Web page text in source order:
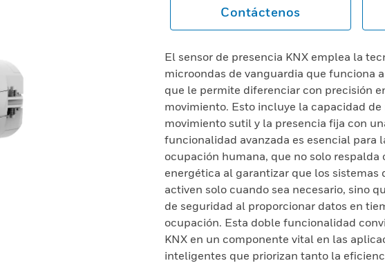
Contáctenos
El sensor de presencia KNX emplea la
microondas de vanguardia que funciona
que le permite diferenciar con precisión
movimiento. Esto incluye la capacidad
movimiento sutil y la presencia fija con
funcionalidad avanzada es esencial para
ocupación humana, que no solo respalda
energética al garantizar que los sistemas
activen solo cuando sea necesario, sino
de seguridad al proporcionar datos en
ocupación. Esta doble funcionalidad
KNX en un componente vital en las
inteligentes que priorizan tanto la